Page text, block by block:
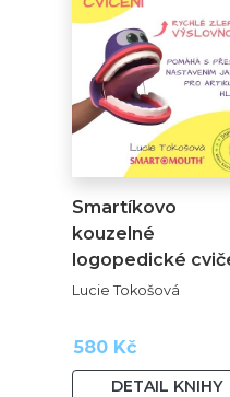
Smartíkovo
kouzelné
logopedické
Lucie Tokošová
580 Kč
DETAIL KNIHY